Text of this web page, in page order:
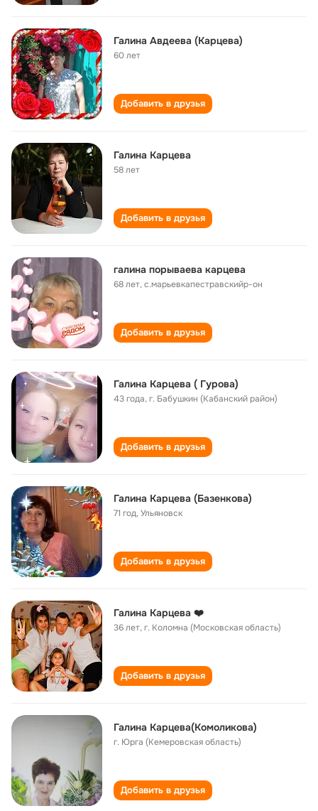
Галина Авдеева (Карцева)
60 лет
Добавить в друзья
Галина Карцева
58 лет
Добавить в друзья
галина порываева карцева
68 лет,с.марьевкапестравскийр-он
Добавить в друзья
Галина Карцева ( Гурова)
43 года,г. Бабушкин (Кабанский район)
Добавить в друзья
Галина Карцева (Базенкова)
71 год,Ульяновск
Добавить в друзья
Галина Карцева ❤️
36 лет,г. Коломна (Московская область)
Добавить в друзья
Галина Карцева(Комоликова)
г. Юрга (Кемеровская область)
Добавить в друзья